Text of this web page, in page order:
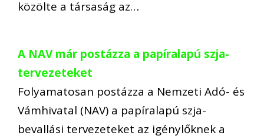
közölte a társaság az…
A NAV már postázza a papíralapú szja-
tervezeteket
Folyamatosan postázza a Nemzeti Adó- és
Vámhivatal (NAV) a papíralapú szja-
bevallási tervezeteket az igénylőknek a